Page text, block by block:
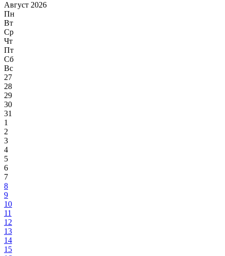
Август 2026
Пн
Вт
Ср
Чт
Пт
Сб
Вс
27
28
29
30
31
1
2
3
4
5
6
7
8
9
10
11
12
13
14
15